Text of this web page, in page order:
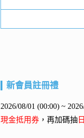
新會員註冊禮
2026/08/01 (00:00) ~
現金抵用券 ，再加碼抽